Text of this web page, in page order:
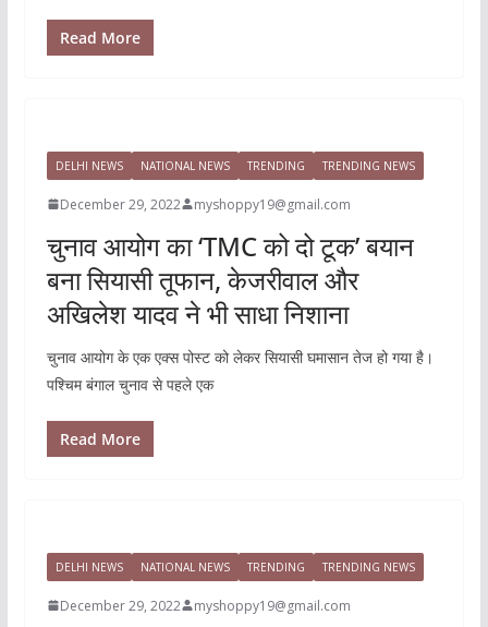
Read More
DELHI NEWS NATIONAL NEWS TRENDING TRENDING NEWS
December 29, 2022 myshoppy19@gmail.com
चुनाव आयोग का ‘TMC को दो टूक’ बयान
बना सियासी तूफान, केजरीवाल और
अखिलेश यादव ने भी साधा निशाना
चुनाव आयोग के एक एक्स पोस्ट को लेकर सियासी घमासान तेज हो गया है।
पश्चिम बंगाल चुनाव से पहले एक
Read More
DELHI NEWS NATIONAL NEWS TRENDING TRENDING NEWS
December 29, 2022 myshoppy19@gmail.com